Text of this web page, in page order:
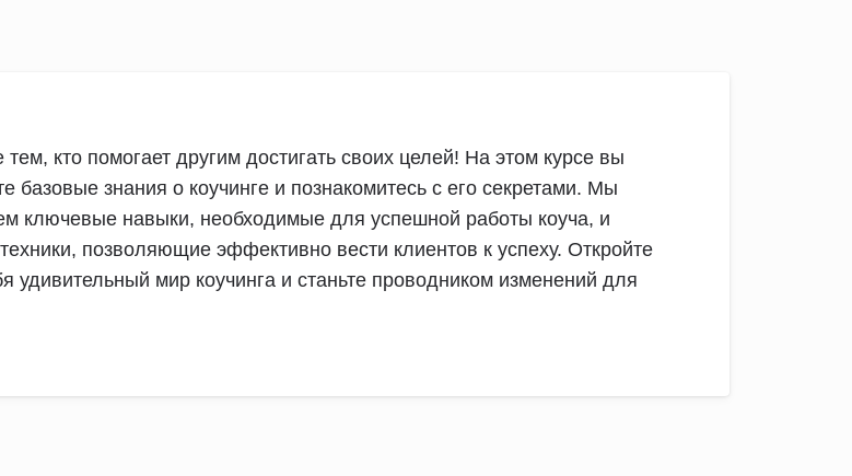
тем, кто помогает другим достигать своих целей! На этом курсе вы
базовые знания о коучинге и познакомитесь с его секретами. Мы
ключевые навыки, необходимые для успешной работы коуча, и
позволяющие эффективно вести клиентов к успеху. Откройте
удивительный мир коучинга и станьте проводником изменений для